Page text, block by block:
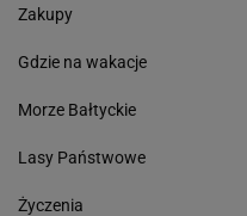
Zakupy
Gdzie na wakacje
Morze Bałtyckie
Lasy Państwowe
Życzenia